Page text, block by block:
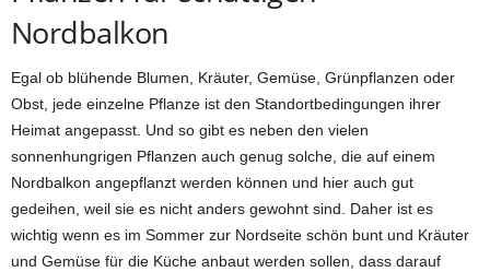
Nordbalkon
Egal ob blühende Blumen, Kräuter, Gemüse, Grünpflanzen oder
Obst, jede einzelne Pflanze ist den Standortbedingungen ihrer
Heimat angepasst. Und so gibt es neben den vielen
sonnenhungrigen Pflanzen auch genug solche, die auf einem
Nordbalkon angepflanzt werden können und hier auch gut
gedeihen, weil sie es nicht anders gewohnt sind. Daher ist es
wichtig wenn es im Sommer zur Nordseite schön bunt und Kräuter
und Gemüse für die Küche anbaut werden sollen, dass darauf